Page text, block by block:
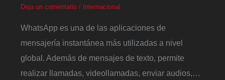
Deja un comentario / Internacional
WhatsApp es una de las aplicaciones de
mensajería instantánea más utilizadas a nivel
global. Además de mensajes de texto, permite
realizar llamadas, videollamadas, enviar audios,…